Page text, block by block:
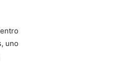
uno